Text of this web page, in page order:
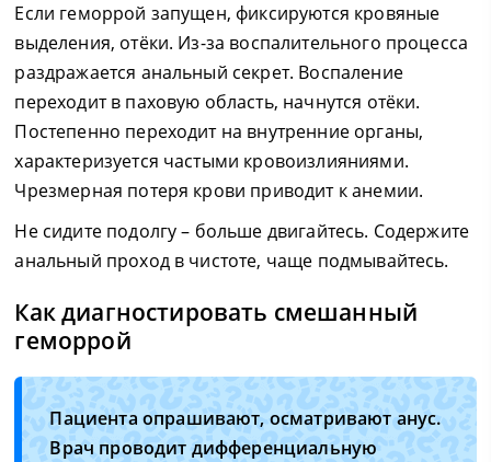
Если геморрой запущен, фиксируются кровяные
выделения, отёки. Из-за воспалительного процесса
раздражается анальный секрет. Воспаление
переходит в паховую область, начнутся отёки.
Постепенно переходит на внутренние органы,
характеризуется частыми кровоизлияниями.
Чрезмерная потеря крови приводит к анемии.
Не сидите подолгу – больше двигайтесь. Содержите
анальный проход в чистоте, чаще подмывайтесь.
Как диагностировать смешанный
геморрой
Пациента опрашивают, осматривают анус.
Врач проводит дифференциальную